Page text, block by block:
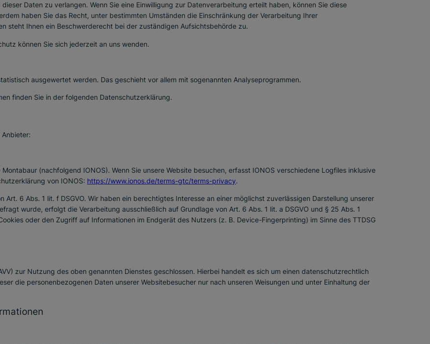
Daten zu verlangen. Wenn Sie eine Einwilligung zur Datenverarbeitung erteilt haben, können Sie diese
haben Sie das Recht, unter bestimmten Umständen die Einschränkung der Verarbeitung Ihrer
steht Ihnen ein Beschwerderecht bei der zuständigen Aufsichtsbehörde zu.
können Sie sich jederzeit an uns wenden.
ausgewertet werden. Das geschieht vor allem mit sogenannten Analyseprogrammen.
finden Sie in der folgenden Datenschutzerklärung.
(nachfolgend IONOS). Wenn Sie unsere Website besuchen, erfasst IONOS verschiedene Logfiles inklusive
von IONOS: https://www.ionos.de/terms-gtc/terms-privacy.
Art. 6 Abs. 1 lit. f DSGVO. Wir haben ein berechtigtes Interesse an einer möglichst zuverlässigen Darstellung unserer
wurde, erfolgt die Verarbeitung ausschließlich auf Grundlage von Art. 6 Abs. 1 lit. a DSGVO und § 25 Abs. 1
oder den Zugriff auf Informationen im Endgerät des Nutzers (z. B. Device-Fingerprinting) im Sinne des TTDSG
zur Nutzung des oben genannten Dienstes geschlossen. Hierbei handelt es sich um einen datenschutzrechtlich
die personenbezogenen Daten unserer Websitebesucher nur nach unseren Weisungen und unter Einhaltung der